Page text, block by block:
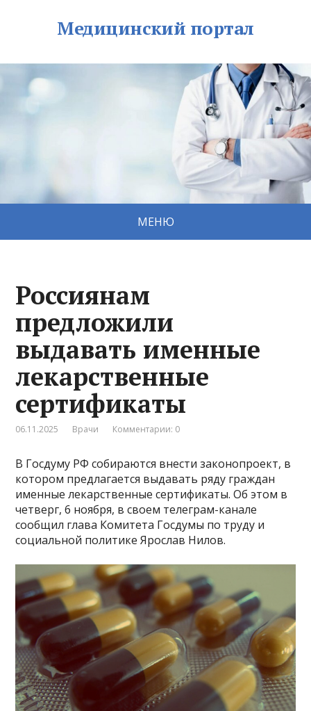
Медицинский портал
МЕНЮ
Россиянам
предложили
выдавать именные
лекарственные
сертификаты
06.11.2025 Врачи Комментарии: 0
В Госдуму РФ собираются внести законопроект, в
котором предлагается выдавать ряду граждан
именные лекарственные сертификаты. Об этом в
четверг, 6 ноября, в своем телеграм-канале
сообщил глава Комитета Госдумы по труду и
социальной политике Ярослав Нилов.